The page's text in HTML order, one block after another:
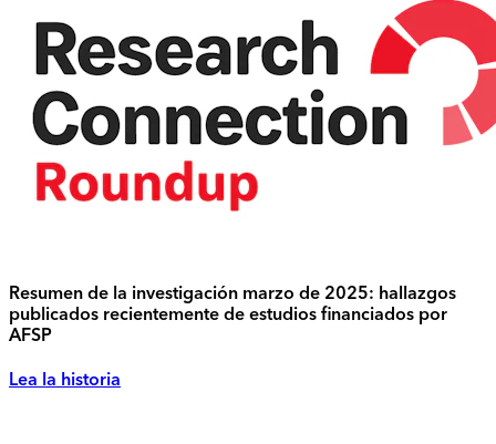
Resumen de la investigación marzo de 2025: hallazgos
publicados recientemente de estudios financiados por
AFSP
Lea la historia